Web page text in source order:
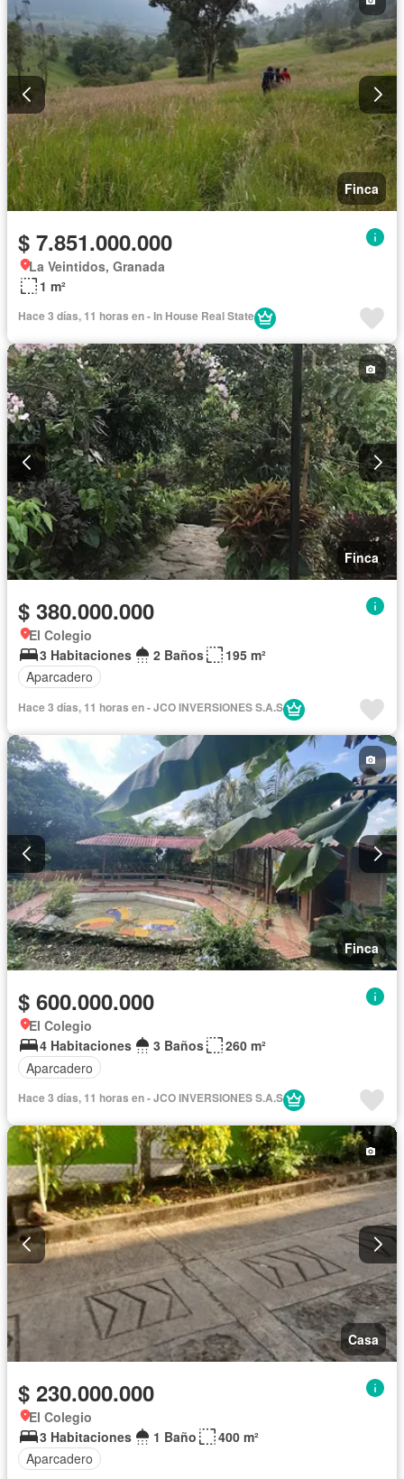
Finca
$ 7.851.000.000
La Veintidos, Granada
1 m²
Hace 3 días, 11 horas en - In House Real State
Finca
$ 380.000.000
El Colegio
3 Habitaciones
2 Baños
195 m²
Aparcadero
Hace 3 días, 11 horas en - JCO INVERSIONES S.A.S
Finca
$ 600.000.000
El Colegio
4 Habitaciones
3 Baños
260 m²
Aparcadero
Hace 3 días, 11 horas en - JCO INVERSIONES S.A.S
Casa
$ 230.000.000
El Colegio
3 Habitaciones
1 Baño
400 m²
Aparcadero